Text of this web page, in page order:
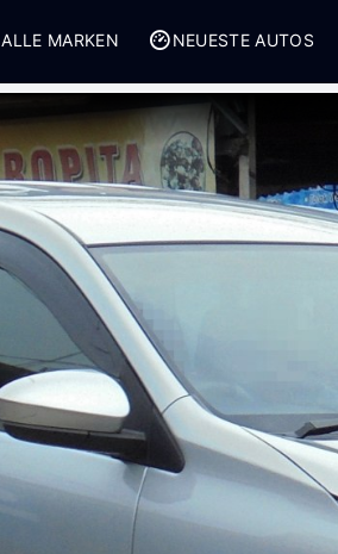
ALLE MARKEN NEUESTE AUTOS